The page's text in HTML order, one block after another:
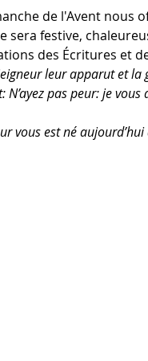
de l'Avent nous
sera festive,
des Écritures et
leur apparut et la
N’ayez pas peur: je
vous est né